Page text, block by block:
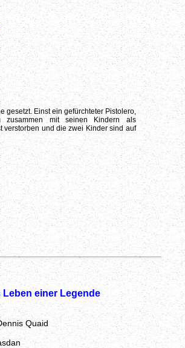
gesetzt. Einst ein gefürchteter Pistolero,
mit seinen Kindern als
verstorben und die zwei Kinder sind auf
Leben einer Legende
Quaid